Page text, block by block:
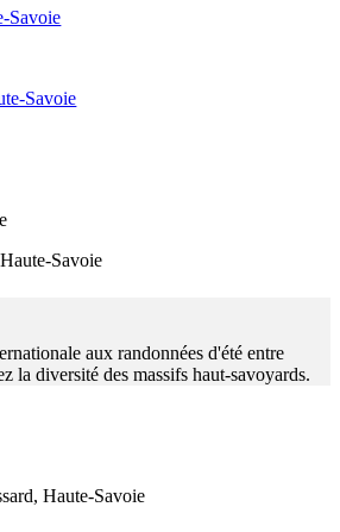
aux randonnées d'été entre
la diversité des massifs haut-savoyards.